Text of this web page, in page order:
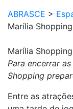
ABRASCE >
Marília
Marília
Para encerrar
Shopping
Entre as